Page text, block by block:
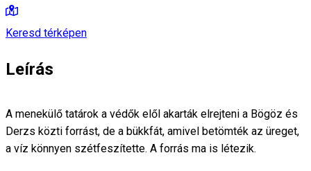
Keresd térképen
Leírás
A menekülő tatárok a védők elől akarták elrejteni a Bögöz és
Derzs közti forrást, de a bükkfát, amivel betömték az üreget,
a víz könnyen szétfeszítette. A forrás ma is létezik.